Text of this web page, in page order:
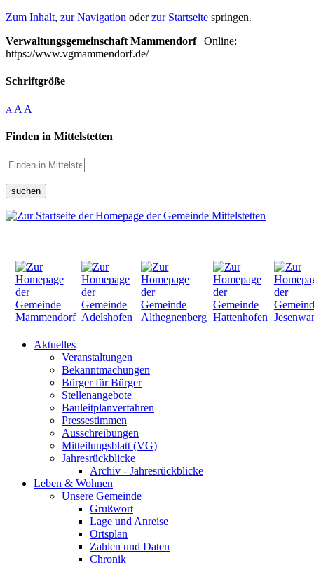
Zum Inhalt, zur Navigation oderzur Startseite springen.
Verwaltungsgemeinschaft Mammendorf| Online:
https://www.vgmammendorf.de/
Schriftgröße
A A A
Finden in Mittelstetten
suchen
Aktuelles
Veranstaltungen
Bekanntmachungen
Bürger für Bürger
Stellenangebote
Bauleitplanverfahren
Pressestimmen
Ausschreibungen
Mitteilungsblatt (VG)
Jahresrückblicke
Archiv - Jahresrückblicke
Leben & Wohnen
Unsere Gemeinde
Grußwort
Lage und Anreise
Ortsplan
Zahlen und Daten
Chronik